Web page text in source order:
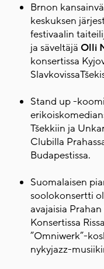
Brnon
keskuksen
festivaalin
ja säveltäjä Olli
konsertissa
Stand up -
Tšekkiin ja
Clubilla
Budapestissa.
Suomalaisen
soolokonsertti
avajaisia
Konsertissa
”Omniwerk”-
nykyjazz-